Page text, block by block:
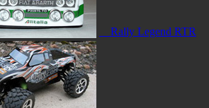
Rally Legend RTR